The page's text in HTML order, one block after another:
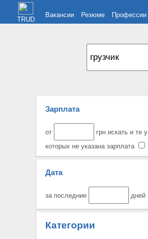
TRUD
Вакансии Резюме Профессии
Зарплата
от
грн искать и те у
которых не указана зарплата
Дата
за последние дней
Категории